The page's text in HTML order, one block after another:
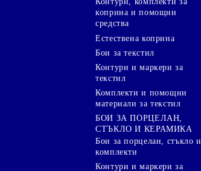
коприна и помощни
средства
Естествена коприна
Бои за текстил
Контури и маркери за
текстил
Комплекти и помощни
материали за текстил
БОИ ЗА ПОРЦЕЛАН,
СТЪКЛО И КЕРАМИКА
Бои за порцелан, стъкло и
комплекти
Контури и маркери за